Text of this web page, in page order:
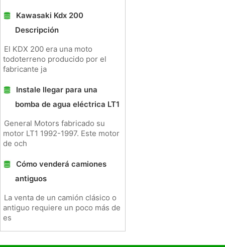
Kawasaki Kdx 200
Descripción
El KDX 200 era una moto
todoterreno producido por el
fabricante ja
Instale llegar para una
bomba de agua eléctrica LT1
General Motors fabricado su
motor LT1 1992-1997. Este motor
de och
Cómo venderá camiones
antiguos
La venta de un camión clásico o
antiguo requiere un poco más de
es